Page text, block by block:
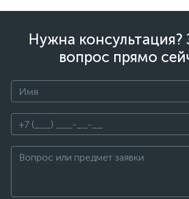
Нужна консультация?
вопрос прямо